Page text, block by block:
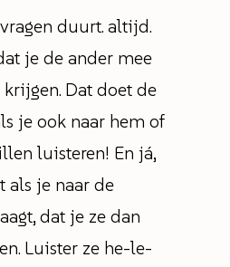
duurt. altijd.
je de ander mee
Dat doet de
je ook naar hem of
luisteren! En já,
als je naar de
dat je ze dan
Luister ze he-le-